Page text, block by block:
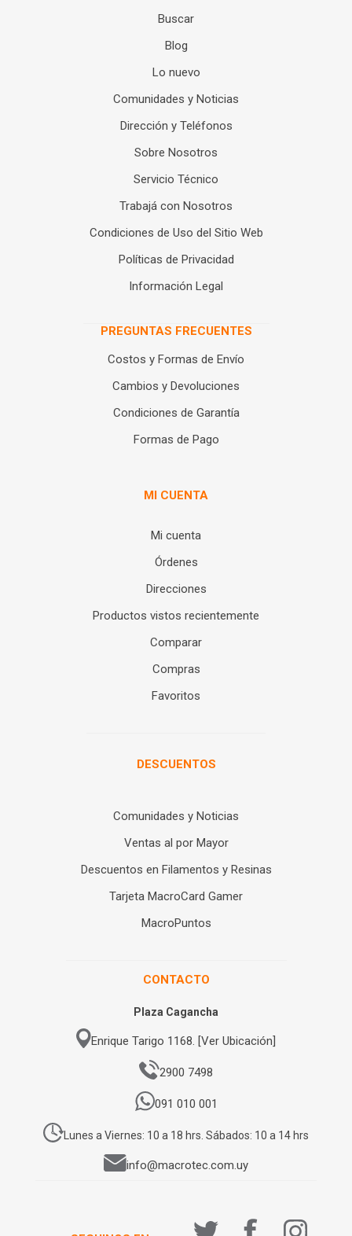
Buscar
Blog
Lo nuevo
Comunidades y Noticias
Dirección y Teléfonos
Sobre Nosotros
Servicio Técnico
Trabajá con Nosotros
Condiciones de Uso del Sitio Web
Políticas de Privacidad
Información Legal
PREGUNTAS FRECUENTES
Costos y Formas de Envío
Cambios y Devoluciones
Condiciones de Garantía
Formas de Pago
MI CUENTA
Mi cuenta
Órdenes
Direcciones
Productos vistos recientemente
Comparar
Compras
Favoritos
DESCUENTOS
Comunidades y Noticias
Ventas al por Mayor
Descuentos en Filamentos y Resinas
Tarjeta MacroCard Gamer
MacroPuntos
CONTACTO
Plaza Cagancha
Enrique Tarigo 1168. [Ver Ubicación]
2900 7498
091 010 001
Lunes a Viernes: 10 a 18 hrs. Sábados: 10 a 14 hrs
info@macrotec.com.uy